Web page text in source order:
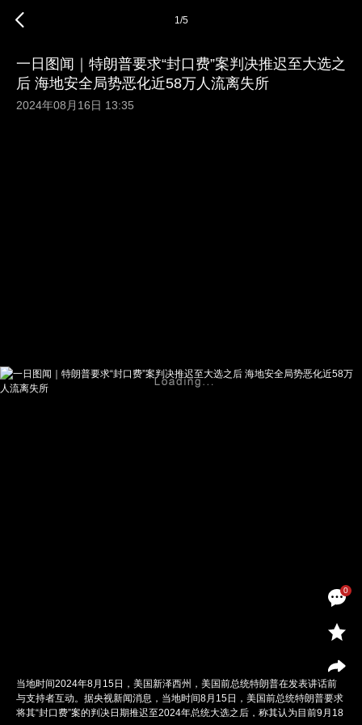
0
1/5
一日图闻｜特朗普要求“封口费”案判决推迟至大选之
后 海地安全局势恶化近58万人流离失所
2024年08月16日 13:35
当地时间2024年8月15日，美国新泽西州，美国前总统特朗普在发表讲话前
与支持者互动。据央视新闻消息，当地时间8月15日，美国前总统特朗普要求
将其“封口费”案的判决日期推迟至2024年总统大选之后，称其认为目前9月18